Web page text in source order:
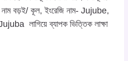
নাম বড়ই/ কূল, ইংরেজি নাম- Jujube,
লাগিয়ে ব্যাপক ভিত্তিক লাক্ষা